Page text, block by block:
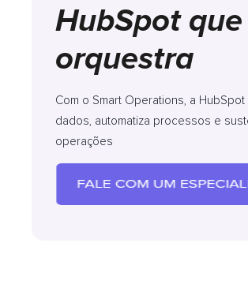
HubSpot que
orquestra
Com o Smart Operations, a
dados, automatiza processos e
operações